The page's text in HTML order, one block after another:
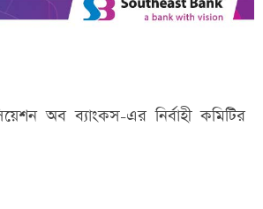
অব ব্যাংকস-এর নির্বাহী কমিটির